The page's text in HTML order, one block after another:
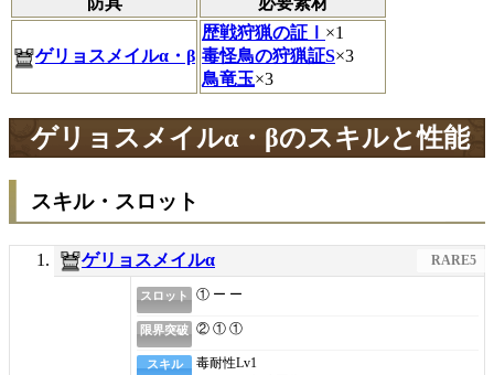
ゲリョスメイルα・β
歴戦狩猟の証Ⅰ ×1
毒怪鳥の狩猟証S×3
鳥竜玉×3
ゲリョスメイルα・βのスキルと性能
スキル・スロット
ゲリョスメイルα RARE5
スロット ① ー ー
限界突破 ② ① ①
スキル 毒耐性Lv1